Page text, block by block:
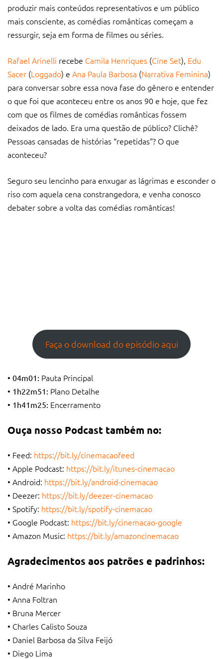
produzir mais conteúdos representativos e um público
mais consciente, as comédias românticas começam a
ressurgir, seja em forma de filmes ou séries.
Rafael Arinelli recebe Camila Henriques (Cine Set), Edu
Sacer (Loggado) e Ana Paula Barbosa (Narrativa Feminina)
para conversar sobre essa nova fase do gênero e entender
o que foi que aconteceu entre os anos 90 e hoje, que fez
com que os filmes de comédias românticas fossem
deixados de lado. Era uma questão de público? Clichê?
Pessoas cansadas de histórias “repetidas”? O que
aconteceu?
Seguro seu lencinho para enxugar as lágrimas e esconder o
riso com aquela cena constrangedora, e venha conosco
debater sobre a volta das comédias românticas!
Faça o download do episódio aqui
• 04m01: Pauta Principal
• 1h22m51: Plano Detalhe
• 1h41m25: Encerramento
Ouça nosso Podcast também no:
• Feed: https://bit.ly/cinemacaofeed
• Apple Podcast: https://bit.ly/itunes-cinemacao
• Android: https://bit.ly/android-cinemacao
• Deezer: https://bit.ly/deezer-cinemacao
• Spotify: https://bit.ly/spotify-cinemacao
• Google Podcast: https://bit.ly/cinemacao-google
• Amazon Music: https://bit.ly/amazoncinemacao
Agradecimentos aos patrões e padrinhos:
• André Marinho
• Anna Foltran
• Bruna Mercer
• Charles Calisto Souza
• Daniel Barbosa da Silva Feijó
• Diego Lima